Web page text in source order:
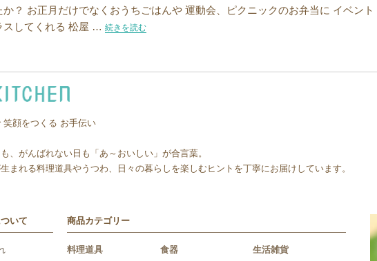
か？ お正月だけでなくおうちごはんや 運動会、ピクニックのお弁当に イベント
スしてくれる 松屋 … “対象のお正月用品の購入で500円OFFクーポン”の
続きを読む
笑顔をつくる お手伝い
、がんばれない日も「あ～おいしい」が合言葉。
まれる料理道具やうつわ、日々の暮らしを楽しむヒントを丁寧にお届けしています。
いて 商品カテゴリー
料理道具 食器 生活雑貨